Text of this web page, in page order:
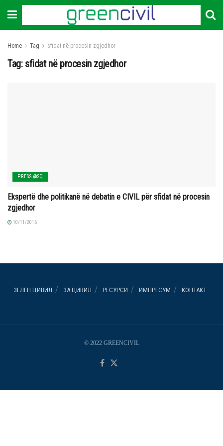
Home Tag sfidat në procesin zgjedhor
Tag: sfidat në procesin zgjedhor
PRESS @SQ
Ekspertë dhe politikanë në debatin e CIVIL për sfidat në procesin
zgjedhor
10/11/2016
ЗЕЛЕН ЦИВИЛ ЗА ЦИВИЛ РЕСУРСИ ИМПРЕСУМ КОНТАКТ
© 2022 GREENCIVIL